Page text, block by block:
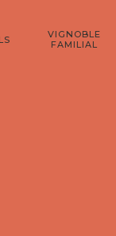
VIGNOBLE
FAMILIAL